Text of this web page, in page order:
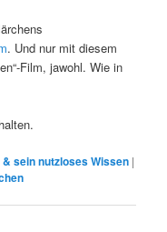
. Und nur mit diesem
Film, jawohl. Wie in
sein nutzloses Wissen |